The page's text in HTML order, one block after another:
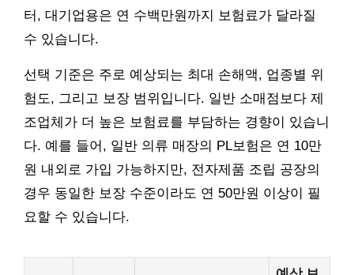
터, 대기업용은 연 수백만원까지 보험료가 달라질
수 있습니다.
선택 기준은 주로 예상되는 최대 손해액, 업종별 위
험도, 그리고 보장 범위입니다. 일반 소매점보다 제
조업체가 더 높은 보험료를 부담하는 경향이 있습니
다. 예를 들어, 일반 의류 매장의 PL보험은 연 10만
원 내외로 가입 가능하지만, 전자제품 조립 공장의
경우 동일한 보장 수준이라도 연 50만원 이상이 필
요할 수 있습니다.